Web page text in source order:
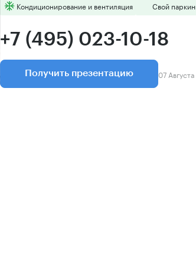
Кондиционирование и вентиляция
Свой
+7 (495) 023-10-18
Получить презентацию 07